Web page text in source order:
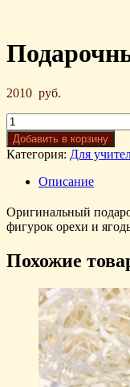
2010 руб.
Добавить в корзину
Категория: Для
Описание
Оригинальный
фигурок орехи и
Похожие